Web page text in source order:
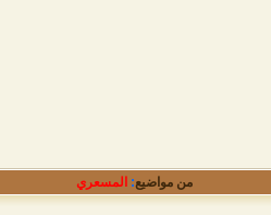
من مواضيع: المسعري